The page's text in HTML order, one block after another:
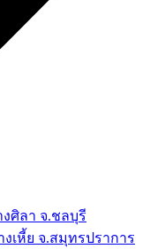
ศิลา จ.ชลบุรี
เหี้ย จ.สมุทรปราการ